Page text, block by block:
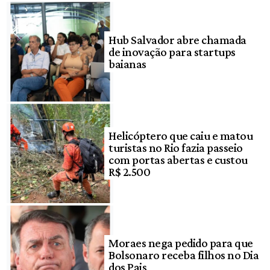
Hub Salvador abre chamada
de inovação para startups
baianas
Helicóptero que caiu e matou
turistas no Rio fazia passeio
com portas abertas e custou
R$ 2.500
Moraes nega pedido para que
Bolsonaro receba filhos no Dia
dos Pais